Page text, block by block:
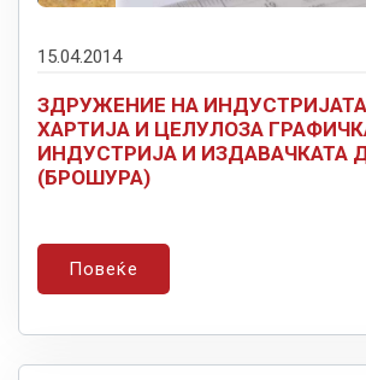
15.04.2014
ЗДРУЖЕНИЕ НА
ХАРТИЈА И ЦЕЛУЛОЗА
ИНДУСТРИЈА И ИЗДАВАЧКАТА
(БРОШУРА)
Повеќе